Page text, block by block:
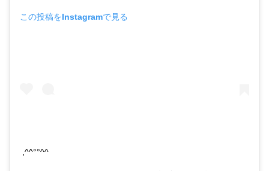
この投稿をInstagramで見る
,^^°°^^